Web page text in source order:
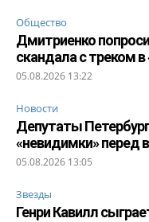
Общество
Дмитриенко
скандала с треком
05.08.2026 13:22
Новости
Депутаты
«невидимки» перед
05.08.2026 13:05
Звезды
Генри Кавилл